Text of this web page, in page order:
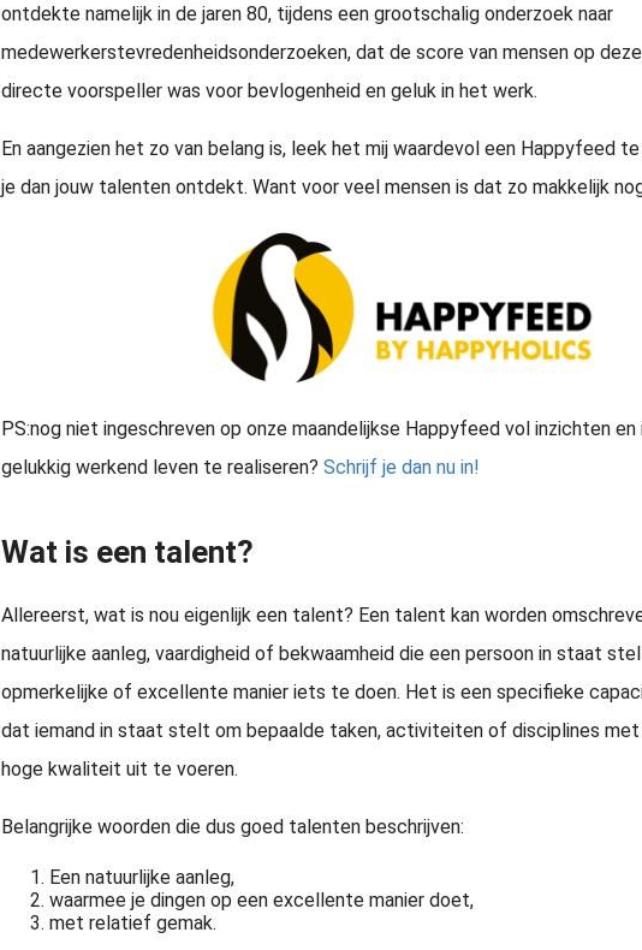
ontdekte namelijk in de jaren 80, tijdens een grootschalig onderzoek naar
medewerkerstevredenheidsonderzoeken, dat de score van mensen op
directe voorspeller was voor bevlogenheid en geluk in het werk.
En aangezien het zo van belang is, leek het mij waardevol een Happyfeed
je dan jouw talenten ontdekt. Want voor veel mensen is dat zo makkelijk
PS:nog niet ingeschreven op onze maandelijkse Happyfeed vol inzichten en
gelukkig werkend leven te realiseren? Schrijf je dan nu in!
Wat is een talent?
Allereerst, wat is nou eigenlijk een talent? Een talent kan worden
natuurlijke aanleg, vaardigheid of bekwaamheid die een persoon in staat
opmerkelijke of excellente manier iets te doen. Het is een specifieke
dat iemand in staat stelt om bepaalde taken, activiteiten of disciplines
hoge kwaliteit uit te voeren.
Belangrijke woorden die dus goed talenten beschrijven:
Een natuurlijke aanleg,
waarmee je dingen op een excellente manier doet,
met relatief gemak.